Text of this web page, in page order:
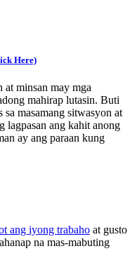
Here)
at minsan may mga
mahirap lutasin. Buti
sa masamang sitwasyon at
lagpasan ang kahit anong
ay ang paraan kung
ang iyong trabaho at gusto
na mas-mabuting